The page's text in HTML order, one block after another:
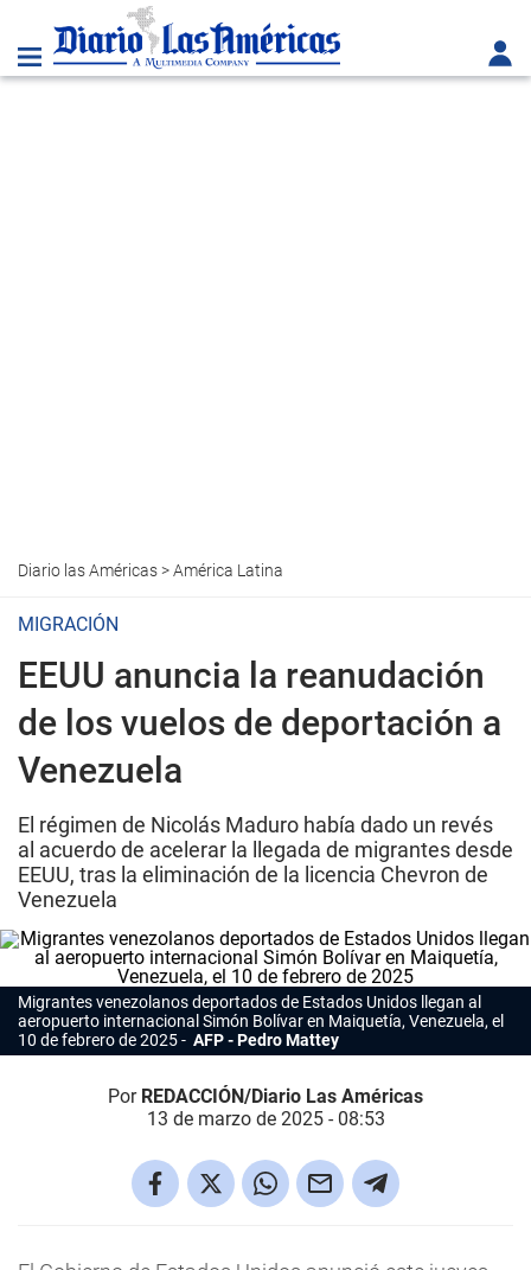
Diario las Américas>América Latina
MIGRACIÓN
EEUU anuncia la reanudación
de los vuelos de deportación a
Venezuela
El régimen de Nicolás Maduro había dado un revés
al acuerdo de acelerar la llegada de migrantes desde
EEUU, tras la eliminación de la licencia Chevron de
Venezuela
Migrantes venezolanos deportados de Estados Unidos llegan al
aeropuerto internacional Simón Bolívar en Maiquetía, Venezuela, el
10 de febrero de 2025
AFP - Pedro Mattey
Por REDACCIÓN/Diario Las Américas
13 de marzo de 2025 - 08:53